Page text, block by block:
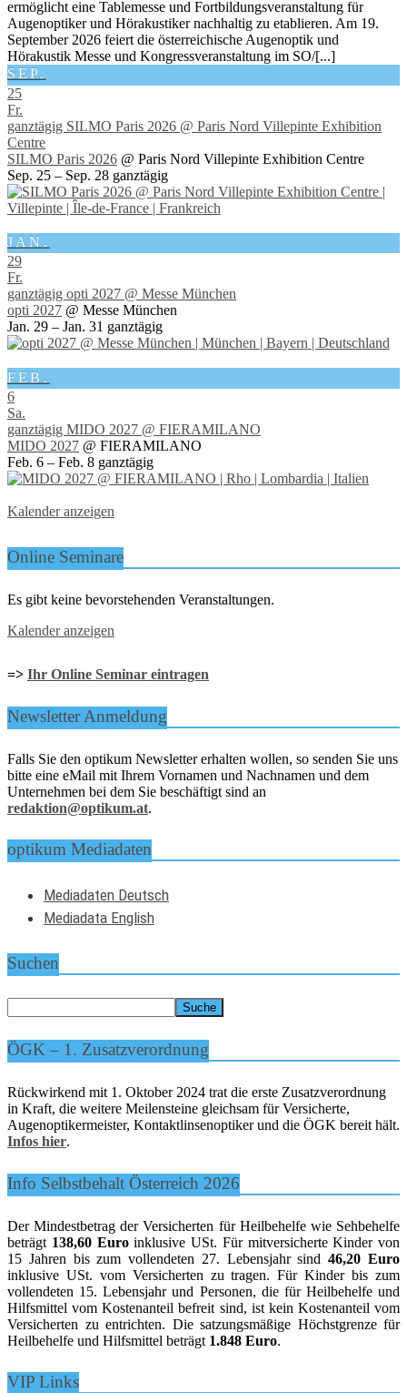
ermöglicht eine Tablemesse und Fortbildungsveranstaltung für
Augenoptiker und Hörakustiker nachhaltig zu etablieren. Am 19.
September 2026 feiert die österreichische Augenoptik und
Hörakustik Messe und Kongressveranstaltung im SO/[...]
SEP.
25
Fr.
ganztägig SILMO Paris 2026 @ Paris Nord Villepinte Exhibition
Centre
SILMO Paris 2026 @ Paris Nord Villepinte Exhibition Centre
Sep. 25 – Sep. 28 ganztägig
JAN.
29
Fr.
ganztägig opti 2027 @ Messe München
opti 2027 @ Messe München
Jan. 29 – Jan. 31 ganztägig
FEB.
6
Sa.
ganztägig MIDO 2027 @ FIERAMILANO
MIDO 2027 @ FIERAMILANO
Feb. 6 – Feb. 8 ganztägig
Kalender anzeigen
Online Seminare
Es gibt keine bevorstehenden Veranstaltungen.
Kalender anzeigen
=> Ihr Online Seminar eintragen
Newsletter Anmeldung
Falls Sie den optikum Newsletter erhalten wollen, so senden Sie uns
bitte eine eMail mit Ihrem Vornamen und Nachnamen und dem
Unternehmen bei dem Sie beschäftigt sind an
redaktion@optikum.at.
optikum Mediadaten
Mediadaten Deutsch
Mediadata English
Suchen
ÖGK – 1. Zusatzverordnung
Rückwirkend mit 1. Oktober 2024 trat die erste Zusatzverordnung
in Kraft, die weitere Meilensteine gleichsam für Versicherte,
Augenoptikermeister, Kontaktlinsenoptiker und die ÖGK bereit hält.
Infos hier.
Info Selbstbehalt Österreich 2026
Der Mindestbetrag der Versicherten für Heilbehelfe wie Sehbehelfe
beträgt 138,60 Euroinklusive USt. Für mitversicherte Kinder von
15 Jahren bis zum vollendeten 27. Lebensjahr sind46,20 Euro
inklusive USt. vom Versicherten zu tragen. Für Kinder bis zum
vollendeten 15. Lebensjahr und Personen, die für Heilbehelfe und
Hilfsmittel vom Kostenanteil befreit sind, ist kein Kostenanteil vom
Versicherten zu entrichten. Die satzungsmäßige Höchstgrenze für
Heilbehelfe und Hilfsmittel beträgt 1.848 Euro.
VIP Links